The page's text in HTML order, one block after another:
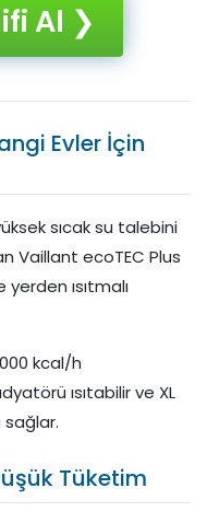
Al ❯
Evler İçin
sıcak su talebini
Vaillant ecoTEC Plus
ısıtmalı
kcal/h
ısıtabilir ve XL
sağlar.
Tüketim